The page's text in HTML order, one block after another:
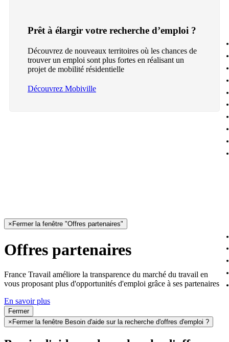
Prêt à élargir votre recherche d’emploi ?
Découvrez de nouveaux territoires où les chances de
trouver un emploi sont plus fortes en réalisant un
projet de mobilité résidentielle
Découvrez Mobiville
× Fermer la fenêtre "Offres partenaires"
Offres partenaires
France Travail améliore la transparence du marché du travail en
vous proposant plus d'opportunités d'emploi grâce à ses partenaires
En savoir plus
Fermer
× Fermer la fenêtre Besoin d'aide sur la recherche d'offres d'emploi ?